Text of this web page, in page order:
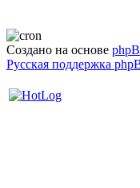
Создано на основе
Русская поддержка